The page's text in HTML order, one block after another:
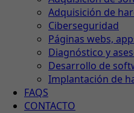
Adquisición de
Ciberseguridad
Páginas webs,
Diagnóstico y
Desarrollo de
Implantación de
FAQS
CONTACTO